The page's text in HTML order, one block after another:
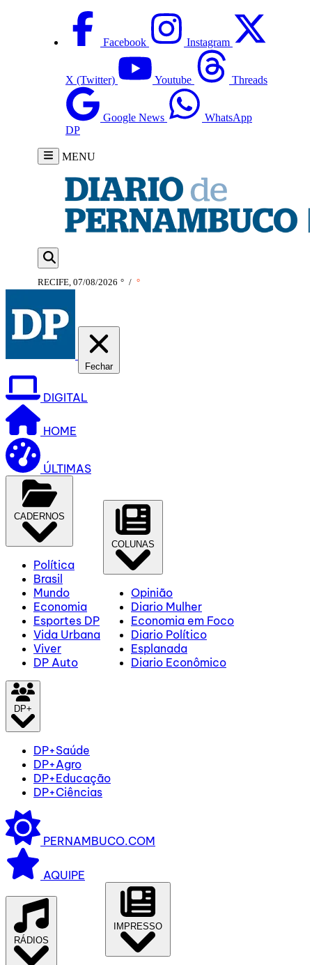
Facebook Instagram
X (Twitter) Youtube Threads
Google News
WhatsApp
DP
MENU
RECIFE, 07/08/2026 ° / °
Fechar
DIGITAL
HOME
ÚLTIMAS
CADERNOS
Política
Brasil
Mundo
Economia
Esportes DP
Vida Urbana
Viver
DP Auto
COLUNAS
Opinião
Diario Mulher
Economia em Foco
Diario Político
Esplanada
Diario Econômico
DP+
DP+Saúde
DP+Agro
DP+Educação
DP+Ciências
PERNAMBUCO.COM
AQUIPE
RÁDIOS
IMPRESSO